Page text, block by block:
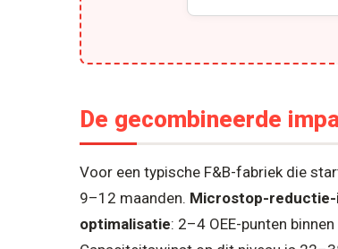
De gecombineerde
Voor een typische F&B-fabriek die
9–12 maanden. Microstop-
optimalisatie: 2–4 OEE-punten